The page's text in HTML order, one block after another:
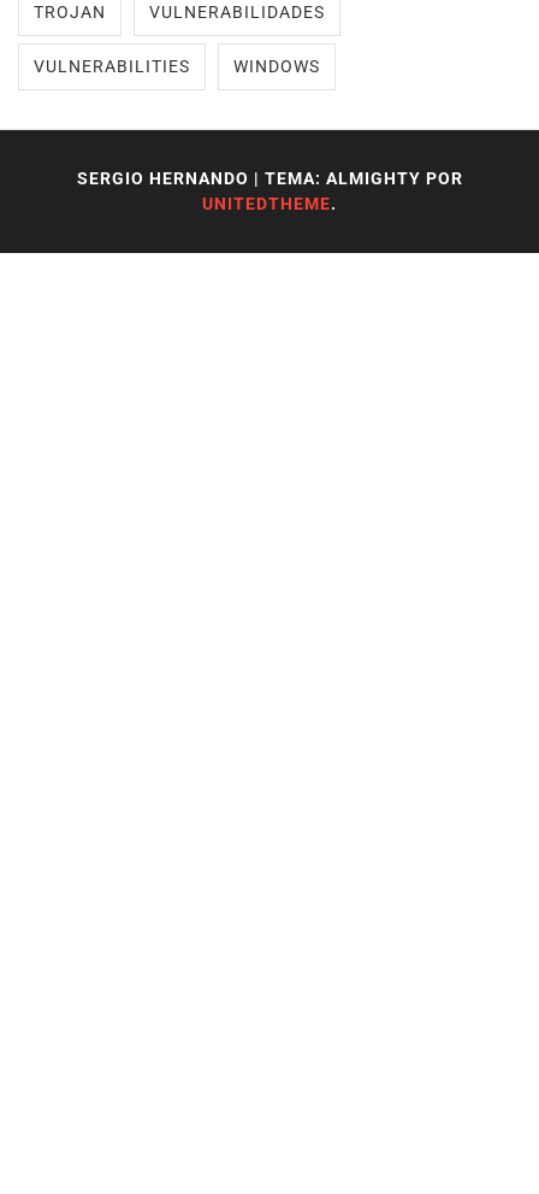
TROJAN VULNERABILIDADES
VULNERABILITIES WINDOWS
SERGIO HERNANDO | TEMA: ALMIGHTY POR
UNITEDTHEME.